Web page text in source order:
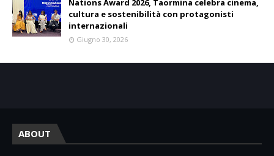
Nations Award 2026, Taormina celebra cinema,
cultura e sostenibilità con protagonisti
internazionali
Giugno 30, 2026
ABOUT